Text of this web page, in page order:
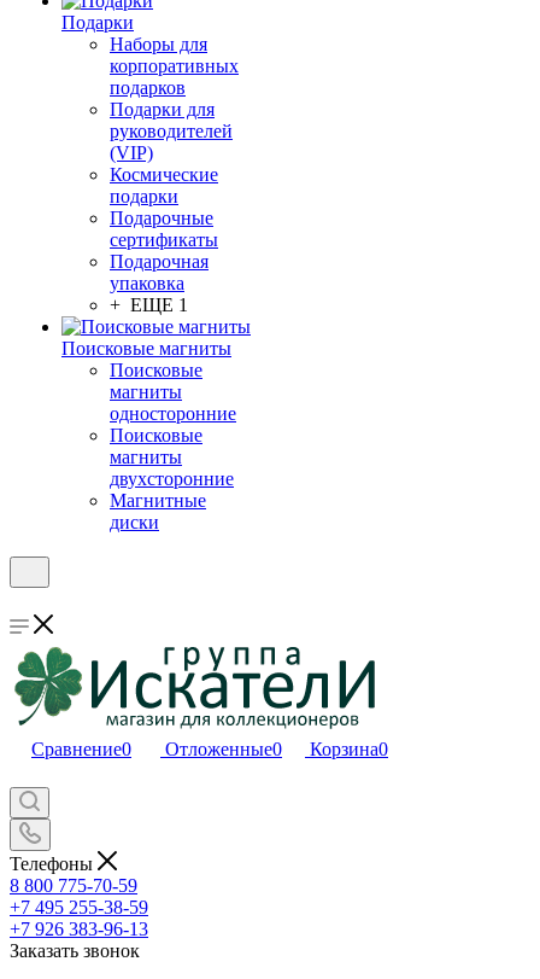
Подарки
Наборы для
корпоративных
подарков
Подарки для
руководителей
(VIP)
Космические
подарки
Подарочные
сертификаты
Подарочная
упаковка
+ ЕЩЕ 1
Поисковые магниты
Поисковые
магниты
односторонние
Поисковые
магниты
двухсторонние
Магнитные
диски
Сравнение0 Отложенные0 Корзина0
Телефоны
8 800 775-70-59
+7 495 255-38-59
+7 926 383-96-13
Заказать звонок